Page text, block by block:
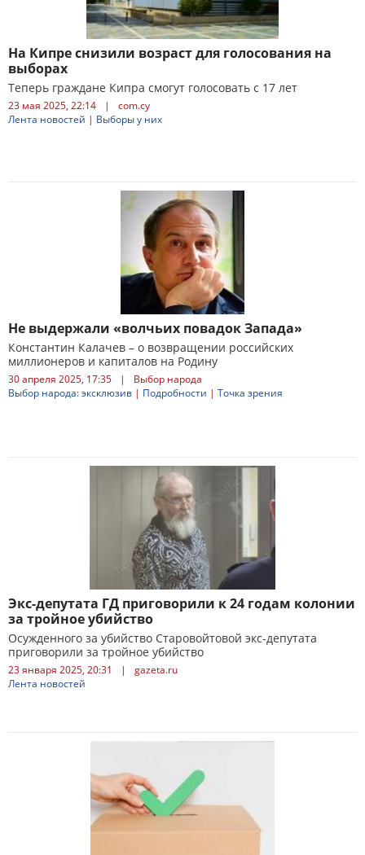
На Кипре снизили возраст для голосования на
выборах
Теперь граждане Кипра смогут голосовать с 17 лет
23 мая 2025, 22:14 |
com.cy
Лента новостей | Выборы у них
Не выдержали «волчьих повадок Запада»
Константин Калачев – о возвращении российских
миллионеров и капиталов на Родину
30 апреля 2025, 17:35 |
Выбор народа
Выбор народа: эксклюзив | Подробности | Точка зрения
Экс-депутата ГД приговорили к 24 годам колонии
за тройное убийство
Осужденного за убийство Старовойтовой экс-депутата
приговорили за тройное убийство
23 января 2025, 20:31 |
gazeta.ru
Лента новостей